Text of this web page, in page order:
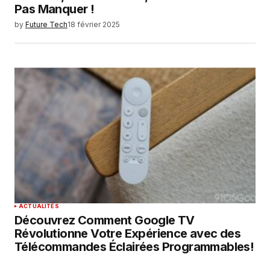
Pas Manquer !
by Future Tech18 février 2025
ACTUALITÉS
Découvrez Comment Google TV
Révolutionne Votre Expérience avec des
Télécommandes Éclairées Programmables!